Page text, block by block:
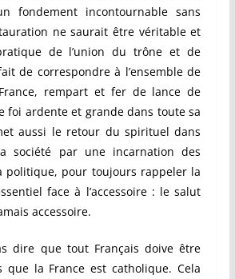
fondement incontournable sans
ne saurait être véritable et
de l’union du trône et de
de correspondre à l’ensemble de
rempart et fer de lance de
foi ardente et grande dans toute sa
aussi le retour du spirituel dans
société par une incarnation des
politique, pour toujours rappeler la
face à l’accessoire : le salut
accessoire.
dire que tout Français doive être
que la France est catholique. Cela